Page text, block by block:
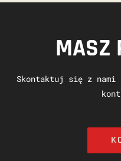
MASZ
Skontaktuj się z